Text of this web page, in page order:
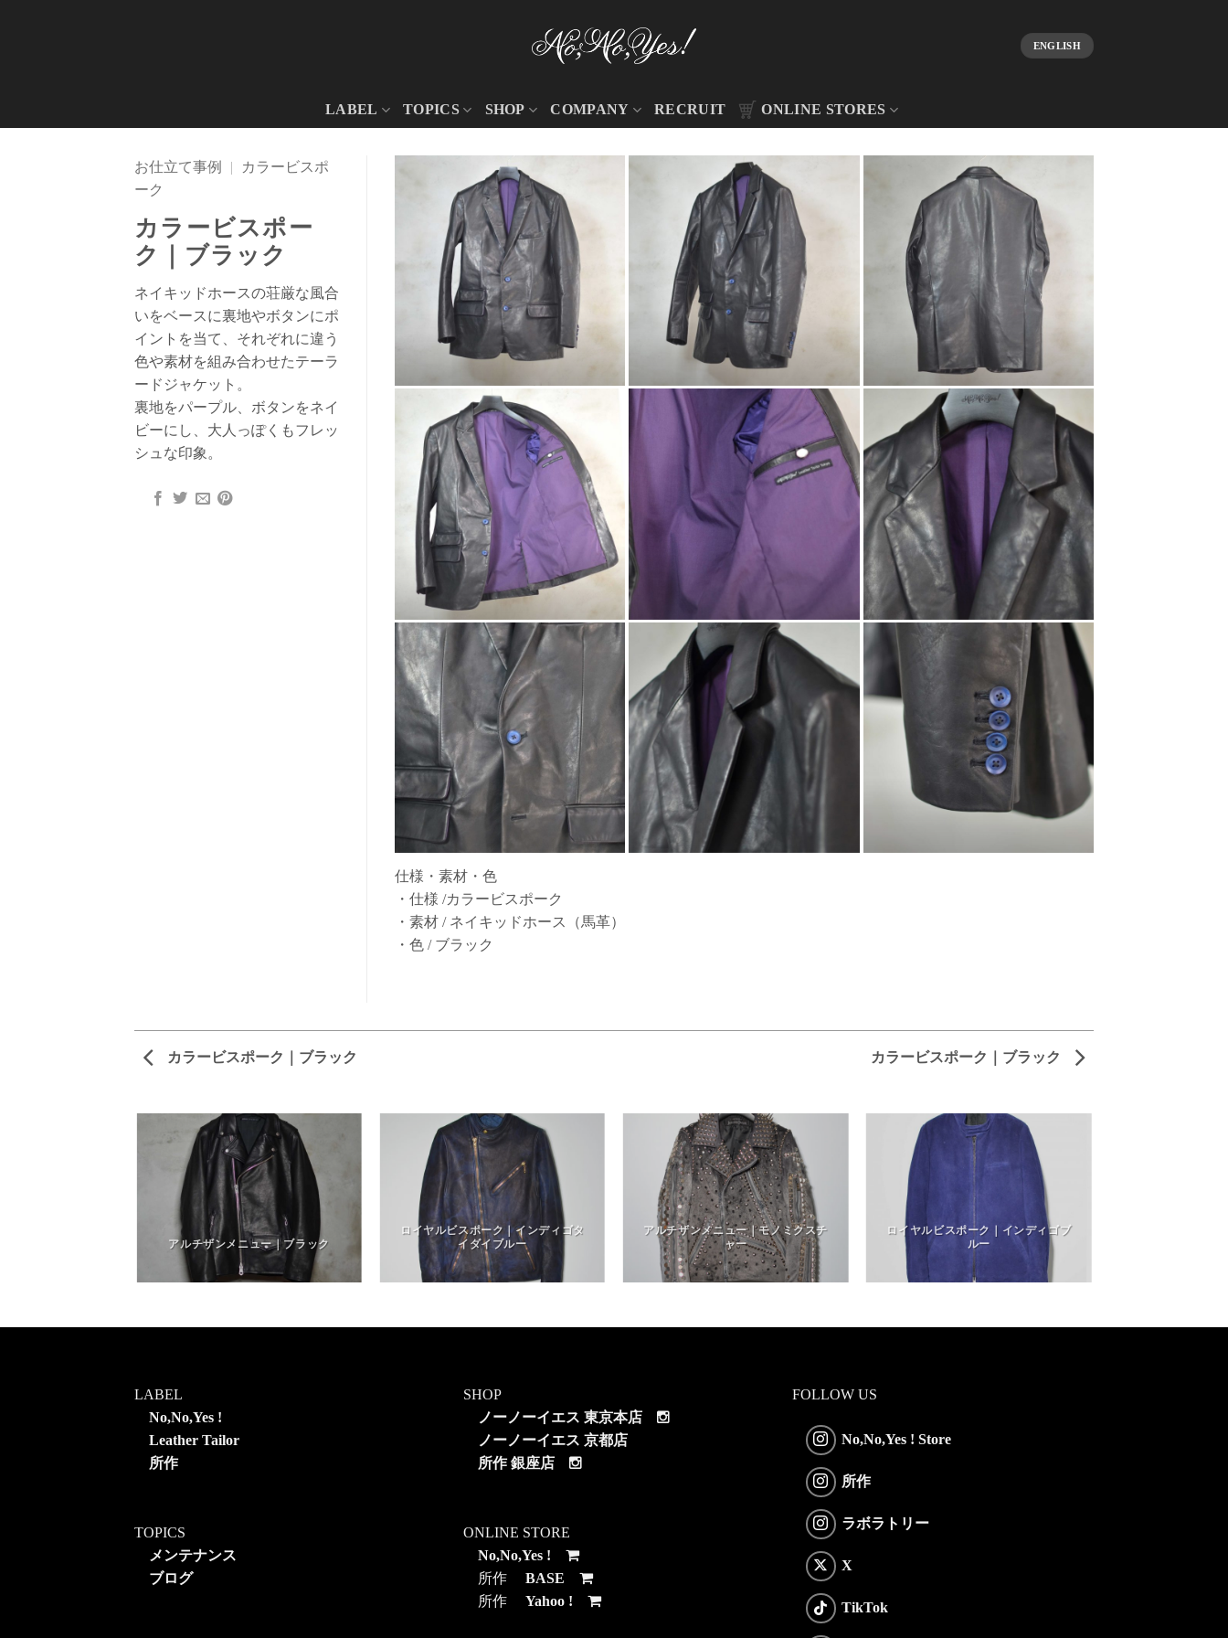
ENGLISH
LABEL TOPICS SHOP COMPANY RECRUIT ONLINE STORES
お仕立て事例 |
カラービスポ
ーク
カラービスポー
ク｜ブラック
ネイキッドホースの荘厳な風合
いをベースに裏地やボタンにポ
イントを当て、それぞれに違う
色や素材を組み合わせたテーラ
ードジャケット。
裏地をパープル、ボタンをネイ
ビーにし、大人っぽくもフレッ
シュな印象。
仕様・素材・色
・仕様 /カラービスポーク
・素材 / ネイキッドホース（馬革）
・色 / ブラック
カラービスポーク｜ブラック カラービスポーク｜ブラック
アルチザンメニュー｜ブラック
ロイヤルビスポーク｜インディゴタ
イダイブルー
アルチザンメニュー｜モノミクスチ
ャー
ロイヤルビスポーク｜インディゴブ
ルー
LABEL
No,No,Yes !
Leather Tailor
所作
TOPICS
メンテナンス
ブログ
SHOP
ノーノーイエス 東京本店
ノーノーイエス 京都店
所作 銀座店
ONLINE STORE
No,No,Yes !
所作 BASE
所作 Yahoo !
FOLLOW US
No,No,Yes ! Store
所作
ラボラトリー
X
TikTok